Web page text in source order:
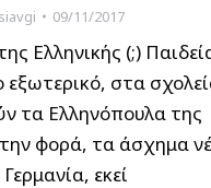
09/11/2017
Ελληνικής (;)
εξωτερικό, στα
τα Ελληνόπουλα της
φορά, τα άσχημα
εκεί